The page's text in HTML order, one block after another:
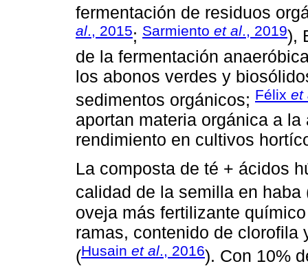
fermentación de residuos
al., 2015; Sarmiento et al., 2019),
de la fermentación
los abonos verdes y
sedimentos orgánicos; Félix et
aportan materia orgánica a
rendimiento en cultivos
La composta de té + ácidos
calidad de la semilla en haba
oveja más fertilizante
ramas, contenido de clorofila
(Husain et al., 2016). Con 10%